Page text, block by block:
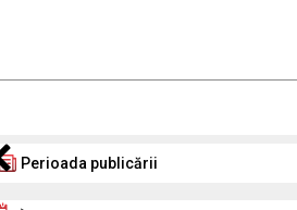
Perioada publicării